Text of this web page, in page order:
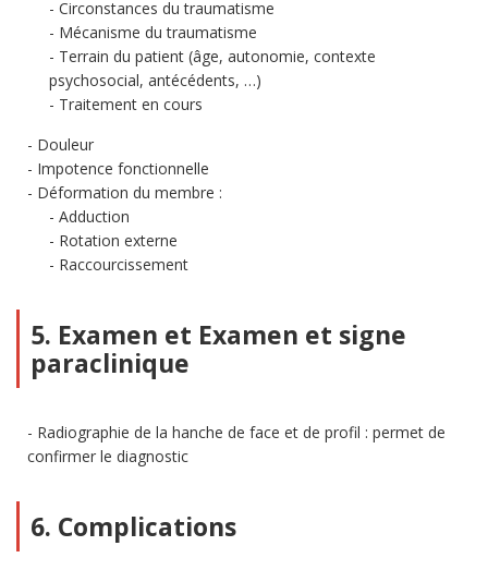
Circonstances du traumatisme
Mécanisme du traumatisme
Terrain du patient (âge, autonomie, contexte
psychosocial, antécédents, …)
Traitement en cours
Douleur
Impotence fonctionnelle
Déformation du membre :
Adduction
Rotation externe
Raccourcissement
5. Examen et Examen et signe
paraclinique
Radiographie de la hanche de face et de profil : permet de
confirmer le diagnostic
6. Complications